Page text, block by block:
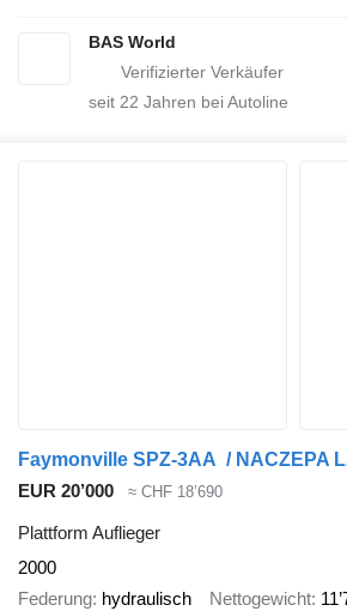
BAS World
seit 22 Jahren bei Autoline
EUR 20’000 ≈ CHF 18’690
Plattform Auflieger
2000
Federung hydraulisch Nettogewicht